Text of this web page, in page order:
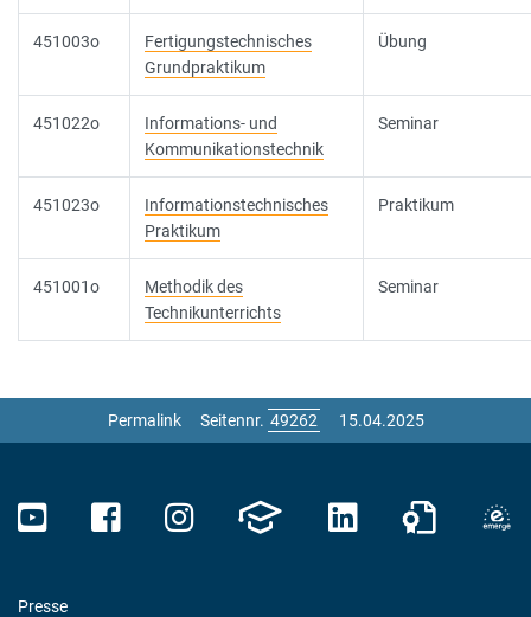
451003o
Fertigungstechnisches
Grundpraktikum
Übung
451022o
Informations- und
Kommunikationstechnik
Seminar
451023o
Informationstechnisches
Praktikum
Praktikum
451001o
Methodik des
Technikunterrichts
Seminar
Permalink Seitennr. 15.04.2025
Presse